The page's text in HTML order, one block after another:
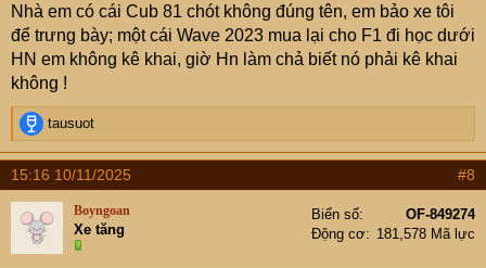
Nhà em có cái Cub 81 chót không đúng tên, em bảo xe tôi
để trưng bày; một cái Wave 2023 mua lại cho F1 đi học dưới
HN em không kê khai, giờ Hn làm chả biết nó phải kê khai
không !
R
e
a
c
t
i
n
tausuot
15:16 10/11/2025 #8
Boyngoan
Xe tăng
Biển số
OF-849274
Động cơ
181,578 Mã lực